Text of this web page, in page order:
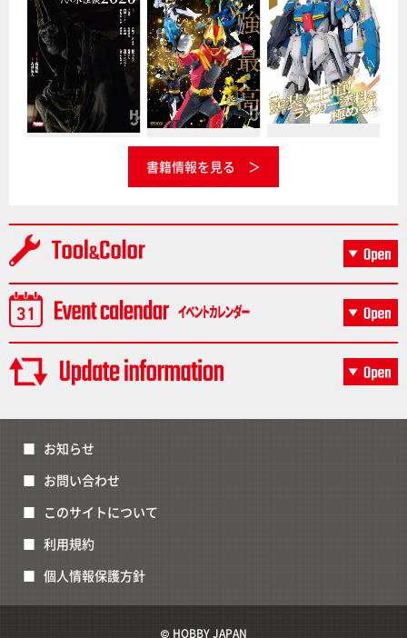
書籍情報を見る
お知らせ
お問い合わせ
このサイトについて
利用規約
個人情報保護方針
© HOBBY JAPAN